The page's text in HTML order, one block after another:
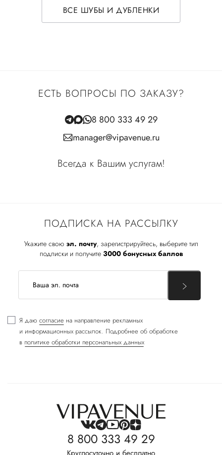
ВСЕ ШУБЫ И ДУБЛЕНКИ
ПОДПИСКА НА РАССЫЛКУ
Укажите свою эл. почту, зарегистрируйтесь, выберите тип
подписки и получите 3000 бонусных баллов
Я даю согласие на направление рекламных
и информационных рассылок. Подробнее об обработке
в политике обработки персональных данных
ЕСТЬ ВОПРОСЫ ПО ЗАКАЗУ?
8 800 333 49 29
manager@vipavenue.ru
Всегда к Вашим услугам!
8 800 333 49 29
Круглосуточно и бесплатно